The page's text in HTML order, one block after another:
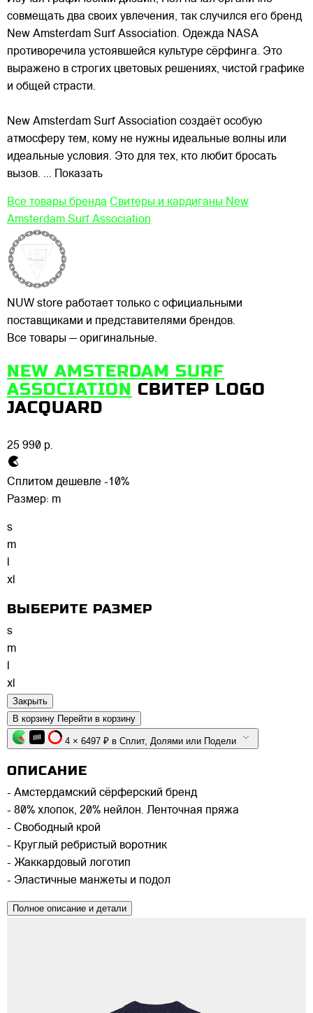
совмещать два своих увлечения, так случился его бренд
New Amsterdam Surf Association. Одежда NASA
противоречила устоявшейся культуре сёрфинга. Это
выражено в строгих цветовых решениях, чистой графике
и общей страсти.
New Amsterdam Surf Association создаёт особую
атмосферу тем, кому не нужны идеальные волны или
идеальные условия. Это для тех, кто любит бросать
вызов. ... Показать
Все товары бренда Свитеры и кардиганы New
Amsterdam Surf Association
NUW store работает только с официальными
поставщиками и представителями брендов.
Все товары — оригинальные.
NEW AMSTERDAM SURF
ASSOCIATION СВИТЕР LOGO
JACQUARD
25 990 р.
Сплитом дешевле -10%
Размер: m
s
m
xl
ВЫБЕРИТЕ РАЗМЕР
s
m
l
xl
Закрыть
В корзину Перейти в корзину
4 × 6497 ₽ в Сплит, Долями или Подели
ОПИСАНИЕ
- Амстердамский сёрферский бренд
- 80% хлопок, 20% нейлон. Ленточная пряжа
- Свободный крой
- Круглый ребристый воротник
- Жаккардовый логотип
- Эластичные манжеты и подол
Полное описание и детали